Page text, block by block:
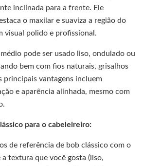
inclinada para a frente. Ele
o maxilar e suaviza a região do
visual polido e profissional.
pode ser usado liso, ondulado ou
bem com fios naturais, grisalhos
principais vantagens incluem
e aparência alinhada, mesmo com
para o cabeleireiro:
de referência de bob clássico com o
textura que você gosta (liso,